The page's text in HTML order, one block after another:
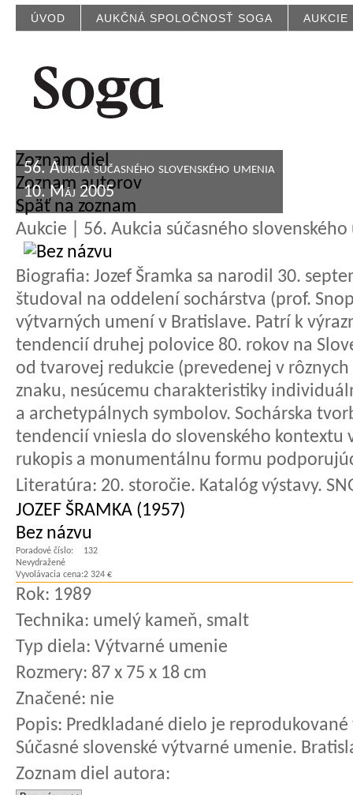
ÚVOD AUKČNÁ SPOLOČNOSŤ SOGA AUKCIE
56. Aukcia súčasného slovenského umenia
10. Máj 2005
Zoznam diel
Zoznam autorov
Späť na zoznam
Aukcie | 56. Aukcia súčasného
Biografia: Jozef Šramka sa narodil 30.
študoval na oddelení sochárstva (prof.
výtvarných umení v Bratislave. Patrí k
tendencií druhej polovice 80. rokov na
od tvarovej redukcie (prevedenej v
znaku, nesúcemu charakteristiky
a archetypálnych symbolov. Sochárska
tendencií vniesla do slovenského kontextu
rukopis a monumentálnu formu
Literatúra: 20. storočie. Katalóg výstavy.
JOZEF ŠRAMKA (1957)
Bez názvu
Poradové číslo:
132
Nevydražené
Vyvolávacia cena:2 324 €
Rok: 1989
Technika: umelý kameň, smalt
Typ diela: Výtvarné umenie
Rozmery: 87 x 75 x 18 cm
Značené: nie
Popis: Predkladané dielo je
Súčasné slovenské výtvarné umenie.
Zoznam diel autora: